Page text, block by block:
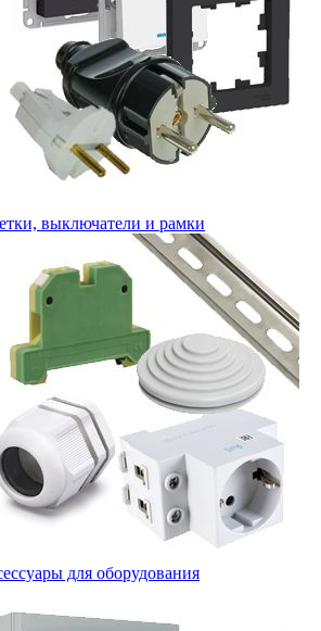
выключатели и рамки
для оборудования